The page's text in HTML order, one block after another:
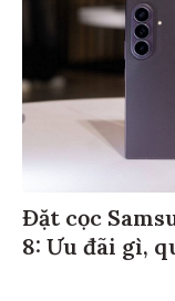
Đặt cọc
8: Ưu đãi gì,